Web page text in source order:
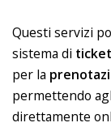
Questi servizi
sistema di
per la
permettendo
direttamente